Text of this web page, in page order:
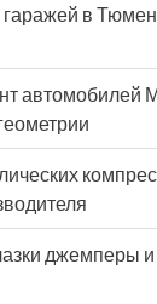
гаражей в
автомобилей
джемперы и